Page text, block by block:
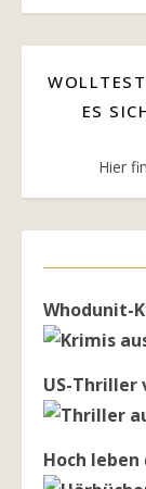
ES
Hier
Whodunit-
US-Thriller
Hoch